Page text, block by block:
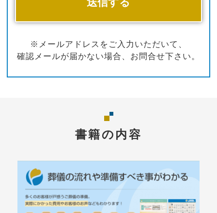
※メールアドレスをご入力いただいて、
確認メールが届かない場合、お問合せ下さい。
書籍の内容